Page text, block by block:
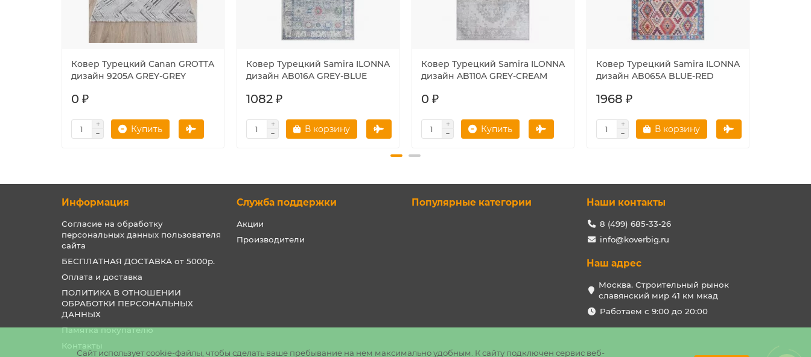
Ковер Турецкий Canan GROTTA
дизайн 9205A GREY-GREY
0 ₽
Купить
Ковер Турецкий Samira ILONNA
дизайн AB016A GREY-BLUE
1082 ₽
В корзину
Ковер Турецкий Samira ILONNA
дизайн AB110A GREY-CREAM
0 ₽
Купить
Ковер Турецкий Samira ILONNA
дизайн AB065A BLUE-RED
1968 ₽
В корзину
Сайт использует cookie-файлы, чтобы сделать ваше пребывание на нем максимально удобным. К cайту подключен сервис веб-
Информация
Согласие на обработку
персональных данных пользователя
сайта
БЕСПЛАТНАЯ ДОСТАВКА от 5000р.
Оплата и доставка
ПОЛИТИКА В ОТНОШЕНИИ
ОБРАБОТКИ ПЕРСОНАЛЬНЫХ
ДАННЫХ
Памятка покупателю
Контакты
Служба поддержки
Акции
Производители
Популярные категории Наши контакты
8 (499) 685-33-26
info@koverbig.ru
Наш адрес
Москва. Строительный рынок
славянский мир 41 км мкад
Работаем с 9:00 до 20:00